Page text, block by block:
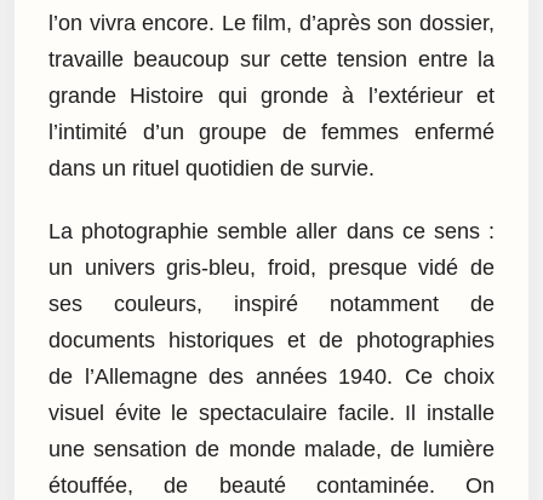
l’on vivra encore. Le film, d’après son dossier,
travaille beaucoup sur cette tension entre la
grande Histoire qui gronde à l’extérieur et
l’intimité d’un groupe de femmes enfermé
dans un rituel quotidien de survie.
La photographie semble aller dans ce sens :
un univers gris-bleu, froid, presque vidé de
ses couleurs, inspiré notamment de
documents historiques et de photographies
de l’Allemagne des années 1940. Ce choix
visuel évite le spectaculaire facile. Il installe
une sensation de monde malade, de lumière
étouffée, de beauté contaminée. On